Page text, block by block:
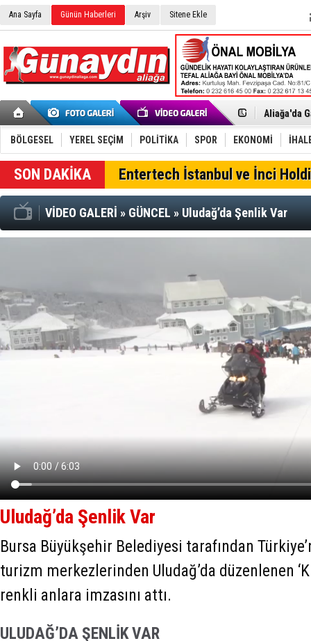
Ana Sayfa Günün Haberleri Arşiv Sitene Ekle
İzmir'in
CHP
Çağrısı
Onat
Aliağa'da
Furkan
Chp
AK Parti
SOCAR
Trafiği
Chp
BÖLGESEL YEREL SEÇİM POLİTİKA SPOR EKONOMİ
SON DAKİKA Entertech İstanbul ve İnci
VİDEO GALERİ » GÜNCEL » Uludağ’da Şenlik Var
Uludağ’da Şenlik Var
Bursa Büyükşehir Belediyesi tarafından
turizm merkezlerinden Uludağ’da düzenlenen
renkli anlara imzasını attı.
ULUDAĞ’DA ŞENLİK VAR